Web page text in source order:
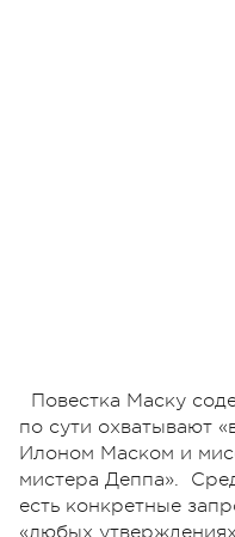
Повестка Маску
по сути охватывают
Илоном Маском и
мистера Деппа».
есть конкретные
«любых